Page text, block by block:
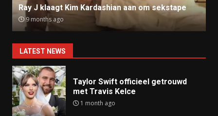
Ray J klaagt Kim Kardashian aan om sekstape
9 months ago
LATEST NEWS
Taylor Swift officieel getrouwd
met Travis Kelce
1 month ago